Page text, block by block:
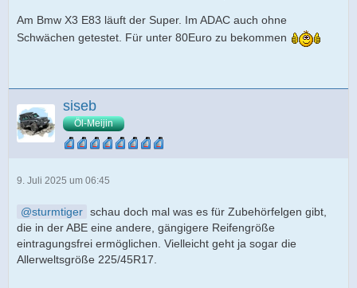
Am Bmw X3 E83 läuft der Super. Im ADAC auch ohne
Schwächen getestet. Für unter 80Euro zu bekommen
siseb
Öl-Meijin
9. Juli 2025 um 06:45
sturmtiger schau doch mal was es für Zubehörfelgen gibt,
die in der ABE eine andere, gängigere Reifengröße
eintragungsfrei ermöglichen. Vielleicht geht ja sogar die
Allerweltsgröße 225/45R17.